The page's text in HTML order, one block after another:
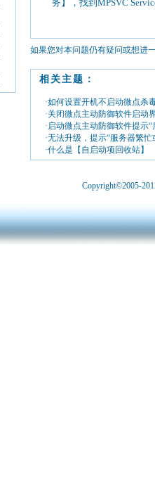
务】，找到MPSVC
如果您对本问题仍有疑问或想进
相关主题：
·如何设置开机不启动微点杀
·关闭微点主动防御软件启动
·启动微点主动防御软件提示
·无法升级，提示“服务器繁忙
·什么是【自启动项回收站】
Copyright©2005-